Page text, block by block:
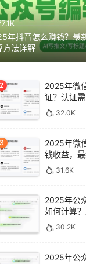
年抖音怎么赚钱？最
方法详解
2025年微
证？认证
新完整指南
32.0K
2025年微
钱收益，
整指南
31.6K
2025年公
如何计算
与提升方法
30.2K
2025年公